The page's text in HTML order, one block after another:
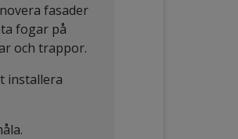
fasader
fogar på
och trappor.
installera